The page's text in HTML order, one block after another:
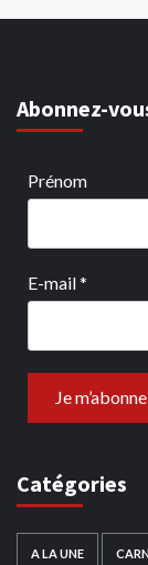
Abonnez-
Prénom
E-mail*
Catégories
A LA UNE